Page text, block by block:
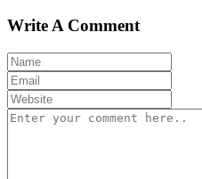
Write A Comment